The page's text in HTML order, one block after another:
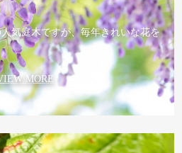
気庭木ですが、毎年きれいな花を
MORE